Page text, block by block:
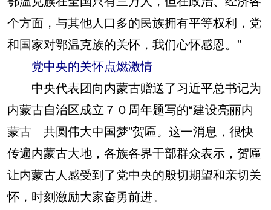
个方面，与其他人口多的民族拥有平等权利，党
和国家对鄂温克族的关怀，我们心怀感恩。”
党中央的关怀点燃激情
中央代表团向内蒙古赠送了习近平总书记为
内蒙古自治区成立７０周年题写的“建设亮丽内
蒙古 共圆伟大中国梦”贺匾。这一消息，很快
传遍内蒙古大地，各族各界干部群众表示，贺匾
让内蒙古人感受到了党中央的殷切期望和亲切关
怀，时刻激励大家奋勇前进。